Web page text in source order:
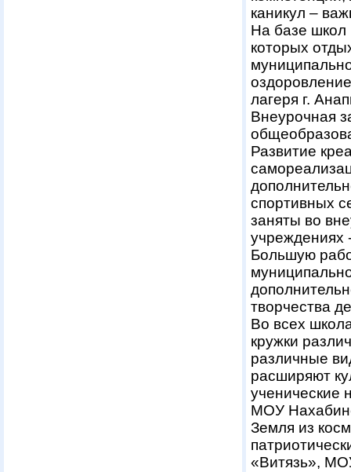
каникул –
На базе школ
которых
лагеря г.
Внеурочная
Развитие
спортивных
заняты во
учреждениях
Большую
творчества
Во всех
кружки
различные
расширяют
МОУ
Земля из
«Витязь»,